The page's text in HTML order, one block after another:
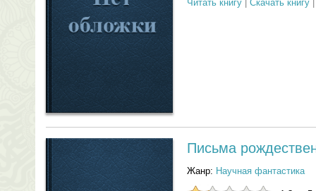
Читать книгу Скачать книгу
Письма
Жанр: Научная фантастика